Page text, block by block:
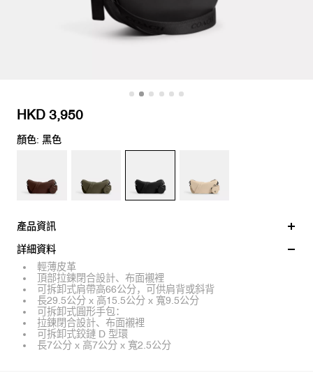
HKD 3,950
顏色: 黑色
產品資訊
詳細資料
輕薄皮革
頂部拉鍊閉合設計、布面襯裡
可拆卸式肩帶高66公分，可供肩背或斜背
長29.5公分 x 高15.5公分 x 寬9.5公分
可拆卸式圓形手包：
拉鍊閉合設計、布面襯裡
可拆卸式鉸鏈 D 型環
長7公分 x 高7公分 x 寬2.5公分